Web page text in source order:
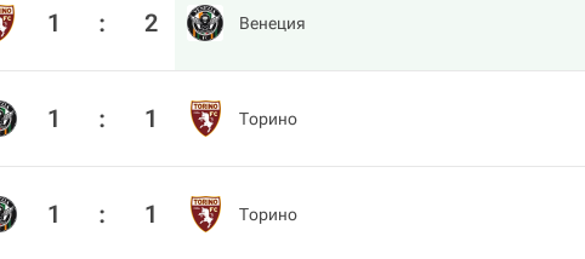
1 : 2 Венеция
1 : 1 Торино
1 : 1 Торино